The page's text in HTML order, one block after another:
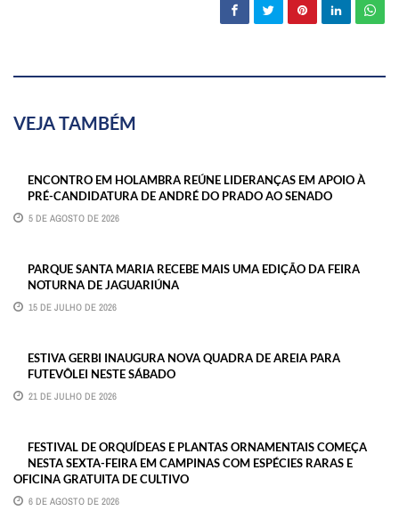
VEJA TAMBÉM
ENCONTRO EM HOLAMBRA REÚNE LIDERANÇAS EM APOIO À
PRÉ-CANDIDATURA DE ANDRÉ DO PRADO AO SENADO
5 DE AGOSTO DE 2026
PARQUE SANTA MARIA RECEBE MAIS UMA EDIÇÃO DA FEIRA
NOTURNA DE JAGUARIÚNA
15 DE JULHO DE 2026
ESTIVA GERBI INAUGURA NOVA QUADRA DE AREIA PARA
FUTEVÔLEI NESTE SÁBADO
21 DE JULHO DE 2026
FESTIVAL DE ORQUÍDEAS E PLANTAS ORNAMENTAIS COMEÇA
NESTA SEXTA-FEIRA EM CAMPINAS COM ESPÉCIES RARAS E
OFICINA GRATUITA DE CULTIVO
6 DE AGOSTO DE 2026